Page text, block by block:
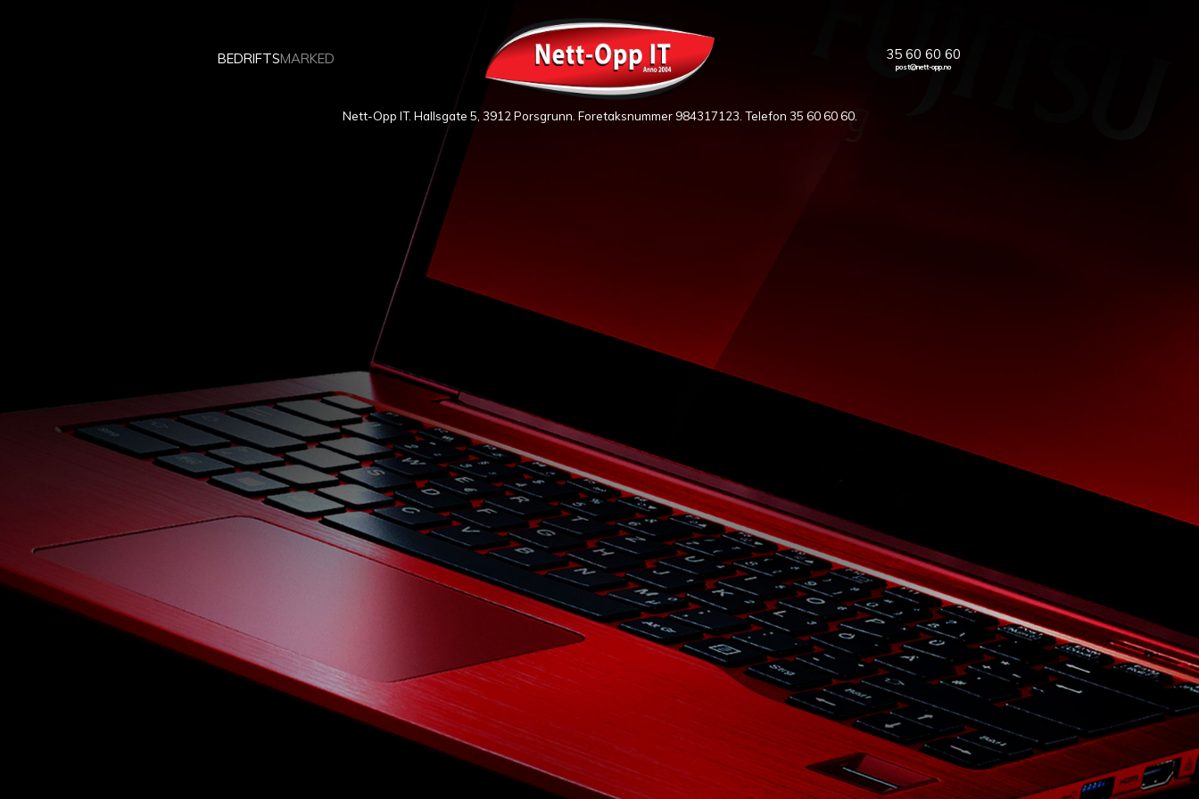
BEDRIFTSMARKED 35 60 60 60
post@nett-opp.no
Nett-Opp IT. Hallsgate 5, 3912 Porsgrunn. Foretaksnummer 984317123. Telefon 35 60 60 60.